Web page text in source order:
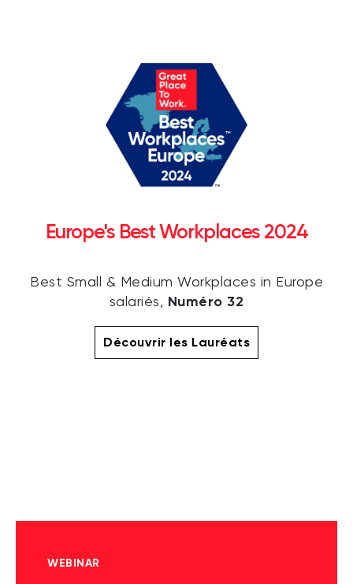
Europe's Best Workplaces 2024
Best Small & Medium Workplaces in Europe
salariés, Numéro 32
Découvrir les Lauréats
WEBINAR